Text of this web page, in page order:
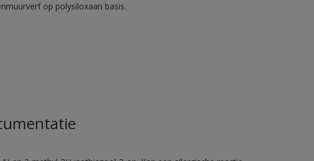
op polysiloxaan basis.